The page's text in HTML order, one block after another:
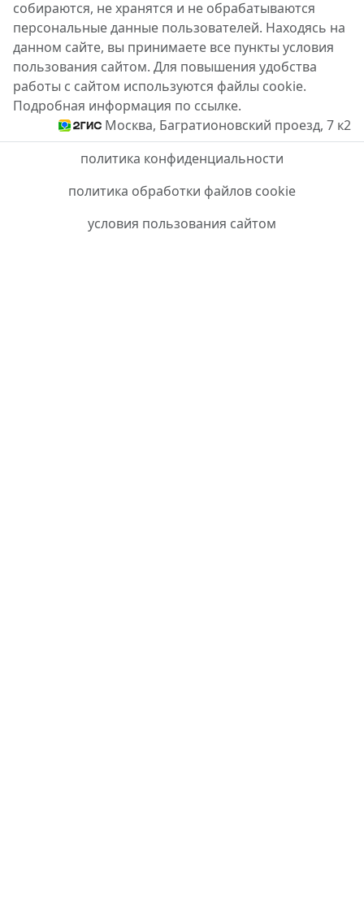
собираются, не хранятся и не обрабатываются
персональные данные пользователей. Находясь на
данном сайте, вы принимаете все пункты условия
пользования сайтом. Для повышения удобства
работы с сайтом используются файлы cookie.
Подробная информация по ссылке.
Москва, Багратионовский проезд, 7 к2
политика конфиденциальности
политика обработки файлов cookie
условия пользования сайтом